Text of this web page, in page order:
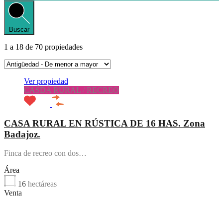
Buscar
1 a 18 de 70 propiedades
Ver propiedad
CASDA RURAL / RECREO
CASA RURAL EN RÚSTICA DE 16 HAS. Zona
Badajoz.
Finca de recreo con dos…
Área
16 hectáreas
Venta